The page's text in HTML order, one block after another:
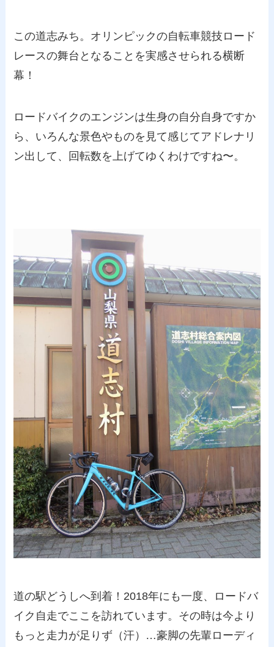
この道志みち。オリンピックの自転車競技ロード
レースの舞台となることを実感させられる横断
幕！
ロードバイクのエンジンは生身の自分自身ですか
ら、いろんな景色やものを見て感じてアドレナリ
ン出して、回転数を上げてゆくわけですね〜。
道の駅どうしへ到着！2018年にも一度、ロードバ
イク自走でここを訪れています。その時は今より
もっと走力が足りず（汗）…豪脚の先輩ローディ